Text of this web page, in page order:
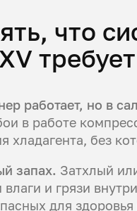
что
работает, но в
в работе
хладагента, без
запах. Затхлый
влаги и грязи
для